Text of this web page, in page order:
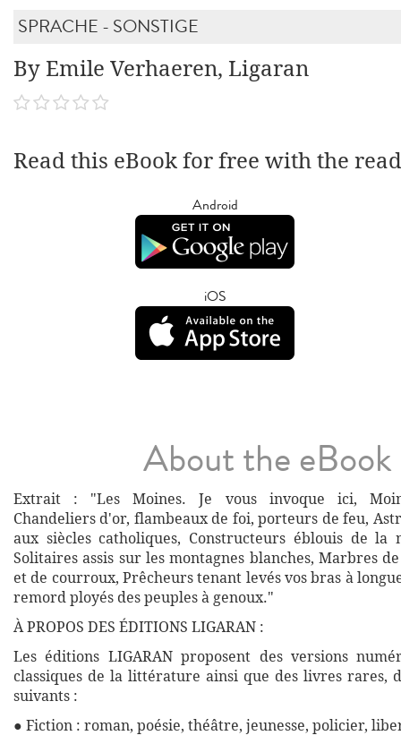
SPRACHE - SONSTIGE
By Emile Verhaeren, Ligaran
Read this eBook for free with the
Android
iOS
About the eBook
Extrait : "Les Moines. Je vous invoque ici,
Chandeliers d'or, flambeaux de foi, porteurs de feu,
aux siècles catholiques, Constructeurs éblouis de la
Solitaires assis sur les montagnes blanches, Marbres
et de courroux, Prêcheurs tenant levés vos bras à
remord ployés des peuples à genoux."
À PROPOS DES ÉDITIONS LIGARAN :
Les éditions LIGARAN proposent des versions
classiques de la littérature ainsi que des livres rares,
suivants :
● Fiction : roman, poésie, théâtre, jeunesse, policier,